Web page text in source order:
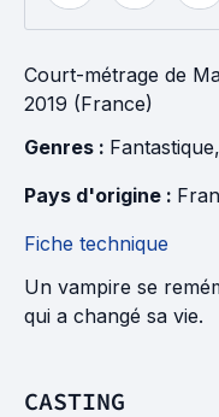
Court-métrage de
2019 (France)
Genres : Fantastique,
Pays d'origine :
Fiche technique
Un vampire se
qui a changé sa vie.
CASTING